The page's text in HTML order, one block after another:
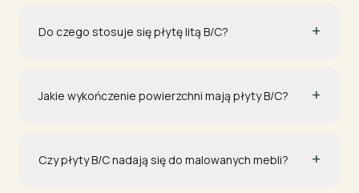
Do czego stosuje się płytę litą B/C? +
Jakie wykończenie powierzchni mają płyty B/C? +
Czy płyty B/C nadają się do malowanych mebli? +